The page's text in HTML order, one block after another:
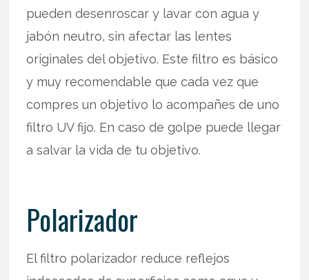
pueden desenroscar y lavar con agua y
jabón neutro, sin afectar las lentes
originales del objetivo. Este filtro es básico
y muy recomendable que cada vez que
compres un objetivo lo acompañes de uno
filtro UV fijo. En caso de golpe puede llegar
a salvar la vida de tu objetivo.
Polarizador
El filtro polarizador reduce reflejos